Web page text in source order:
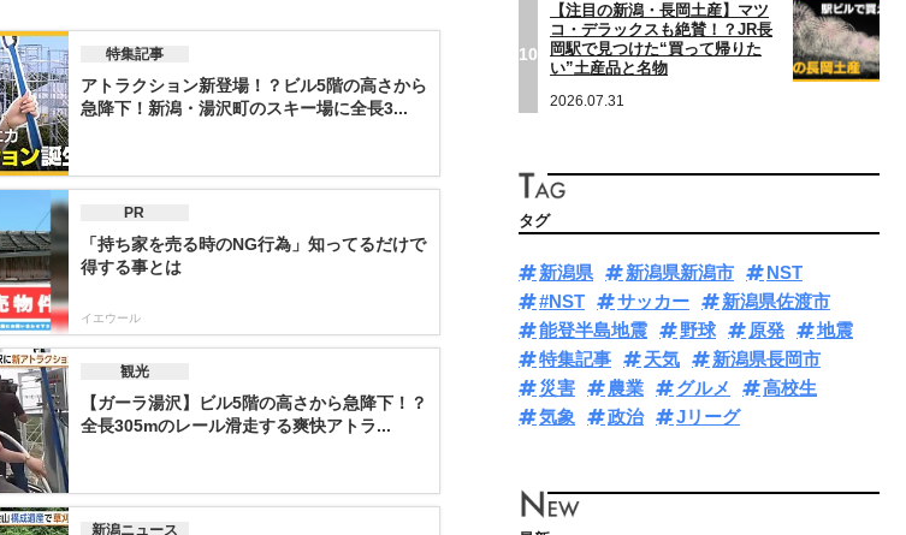
特集記事
アトラクション新登場！？ビル5階の高さから
急降下！新潟・湯沢町のスキー場に全長3...
PR
「持ち家を売る時のNG行為」知ってるだけで
得する事とは
イエウール
観光
【ガーラ湯沢】ビル5階の高さから急降下！？
全長305mのレール滑走する爽快アトラ...
新潟ニュース
10
【注目の新潟・長岡土産】マツ
コ・デラックスも絶賛！？JR長
岡駅で見つけた“買って帰りた
い”土産品と名物
2026.07.31
タグ
新潟県 新潟県新潟市
NST
#NST
サッカー
新潟県佐渡市
能登半島地震
野球 原発
地震
特集記事
天気
新潟県長岡市
災害
農業 グルメ
高校生
気象
政治 Jリーグ